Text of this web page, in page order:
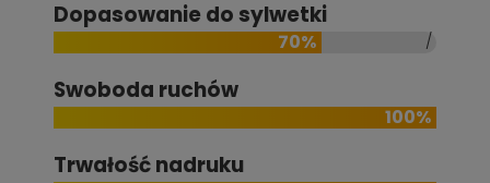
Dopasowanie do sylwetki
70%
Swoboda ruchów
100%
Trwałość nadruku